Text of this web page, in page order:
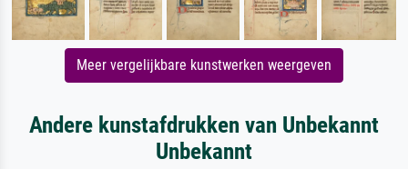
Meer vergelijkbare kunstwerken weergeven
Andere kunstafdrukken van Unbekannt
Unbekannt